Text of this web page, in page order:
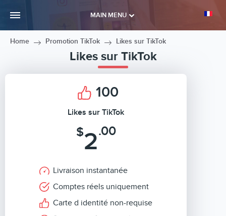
MAIN MENU
Home Promotion TikTok Likes sur TikTok
Likes sur TikTok
100
Likes sur TikTok
$2.00
Livraison instantanée
Comptes réels uniquement
Carte d identité non-requise